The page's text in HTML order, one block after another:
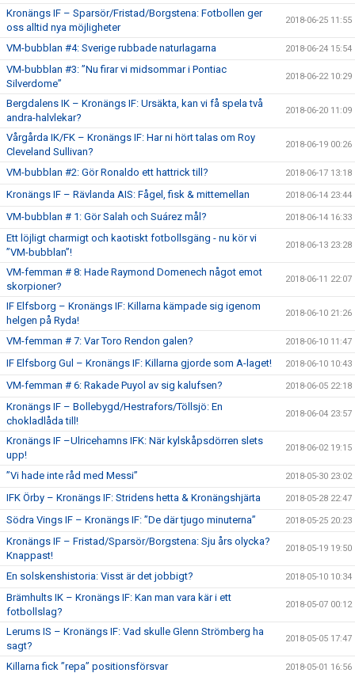
Kronängs IF – Sparsör/Fristad/Borgstena: Fotbollen ger
oss alltid nya möjligheter
2018-06-25 11:55
VM-bubblan #4: Sverige rubbade naturlagarna 2018-06-24 15:54
VM-bubblan #3: ”Nu firar vi midsommar i Pontiac
Silverdome”
2018-06-22 10:29
Bergdalens IK – Kronängs IF: Ursäkta, kan vi få spela två
andra-halvlekar?
2018-06-20 11:09
Vårgårda IK/FK – Kronängs IF: Har ni hört talas om Roy
Cleveland Sullivan?
2018-06-19 00:26
VM-bubblan #2: Gör Ronaldo ett hattrick till? 2018-06-17 13:18
Kronängs IF – Rävlanda AIS: Fågel, fisk & mittemellan 2018-06-14 23:44
VM-bubblan # 1: Gör Salah och Suárez mål? 2018-06-14 16:33
Ett löjligt charmigt och kaotiskt fotbollsgäng - nu kör vi
”VM-bubblan”!
2018-06-13 23:28
VM-femman # 8: Hade Raymond Domenech något emot
skorpioner?
2018-06-11 22:07
IF Elfsborg – Kronängs IF: Killarna kämpade sig igenom
helgen på Ryda!
2018-06-10 21:26
VM-femman # 7: Var Toro Rendon galen? 2018-06-10 11:47
IF Elfsborg Gul – Kronängs IF: Killarna gjorde som A-laget! 2018-06-10 10:43
VM-femman # 6: Rakade Puyol av sig kalufsen? 2018-06-05 22:18
Kronängs IF – Bollebygd/Hestrafors/Töllsjö: En
chokladlåda till!
2018-06-04 23:57
Kronängs IF –Ulricehamns IFK: När kylskåpsdörren slets
upp!
2018-06-02 19:15
”Vi hade inte råd med Messi” 2018-05-30 23:02
IFK Örby – Kronängs IF: Stridens hetta & Kronängshjärta 2018-05-28 22:47
Södra Vings IF – Kronängs IF: ”De där tjugo minuterna” 2018-05-25 20:23
Kronängs IF – Fristad/Sparsör/Borgstena: Sju års olycka?
Knappast!
2018-05-19 19:50
En solskenshistoria: Visst är det jobbigt? 2018-05-10 10:34
Brämhults IK – Kronängs IF: Kan man vara kär i ett
fotbollslag?
2018-05-07 00:12
Lerums IS – Kronängs IF: Vad skulle Glenn Strömberg ha
sagt?
2018-05-05 17:47
Killarna fick ”repa” positionsförsvar 2018-05-01 16:56